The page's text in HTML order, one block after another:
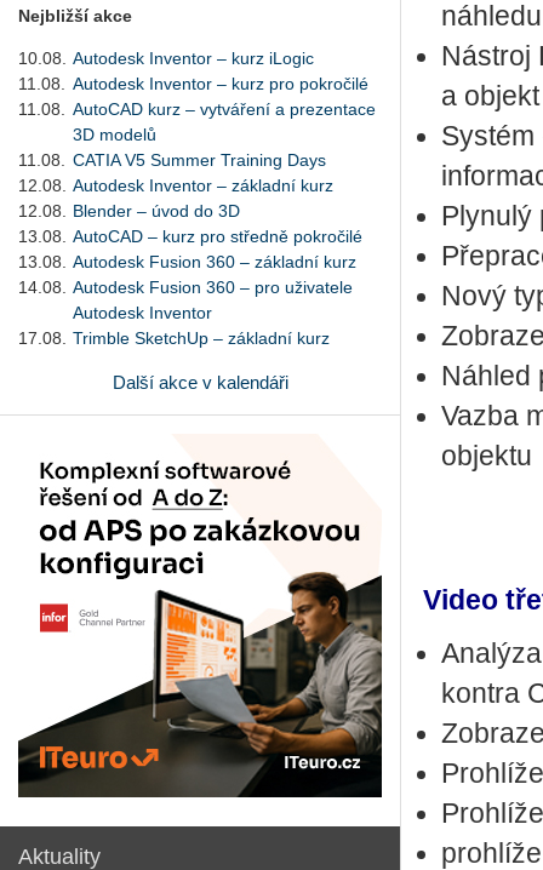
Nejbližší akce
10.08.
Autodesk Inventor – kurz iLogic
11.08.
Autodesk Inventor – kurz pro pokročilé
11.08.
AutoCAD kurz – vytváření a prezentace
3D modelů
11.08.
CATIA V5 Summer Training Days
12.08.
Autodesk Inventor – základní kurz
12.08.
Blender – úvod do 3D
13.08.
AutoCAD – kurz pro středně pokročilé
13.08.
Autodesk Fusion 360 – základní kurz
14.08.
Autodesk Fusion 360 – pro uživatele
Autodesk Inventor
17.08.
Trimble SketchUp – základní kurz
Další akce v kalendáři
Aktuality
Nástroj
a
Plynulý
Nový
Náhled
Vazba
objektu
Video
kontra